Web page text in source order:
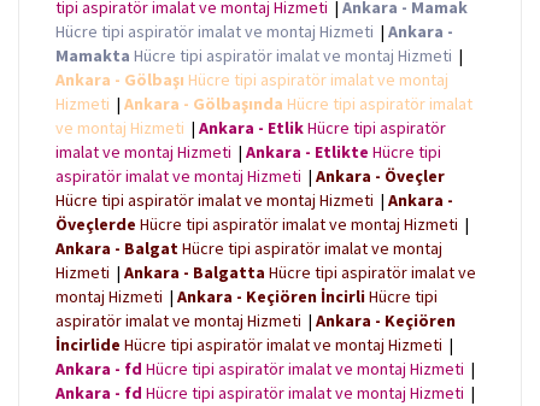
tipi aspiratör imalat ve montaj Hizmeti | Ankara - Mamak
Hücre tipi aspiratör imalat ve montaj Hizmeti | Ankara -
Mamakta Hücre tipi aspiratör imalat ve montaj Hizmeti |
Ankara - Gölbaşı Hücre tipi aspiratör imalat ve montaj
Hizmeti | Ankara - Gölbaşında Hücre tipi aspiratör imalat
ve montaj Hizmeti | Ankara - EtlikHücre tipi aspiratör
imalat ve montaj Hizmeti | Ankara - Etlikte Hücre tipi
aspiratör imalat ve montaj Hizmeti | Ankara - Öveçler
Hücre tipi aspiratör imalat ve montaj Hizmeti | Ankara -
Öveçlerde Hücre tipi aspiratör imalat ve montaj Hizmeti |
Ankara - BalgatHücre tipi aspiratör imalat ve montaj
Hizmeti | Ankara - Balgatta Hücre tipi aspiratör imalat ve
montaj Hizmeti | Ankara - Keçiören İncirliHücre tipi
aspiratör imalat ve montaj Hizmeti | Ankara - Keçiören
İncirlide Hücre tipi aspiratör imalat ve montaj Hizmeti |
Ankara - fd Hücre tipi aspiratör imalat ve montaj Hizmeti |
Ankara - fd Hücre tipi aspiratör imalat ve montaj Hizmeti |